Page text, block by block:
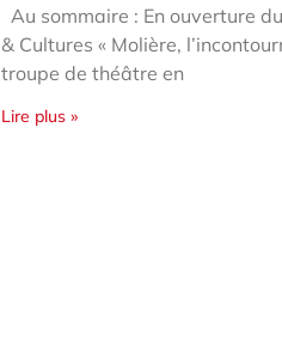
Au sommaire : En ouverture
& Cultures « Molière,
troupe de théâtre en
Lire plus »